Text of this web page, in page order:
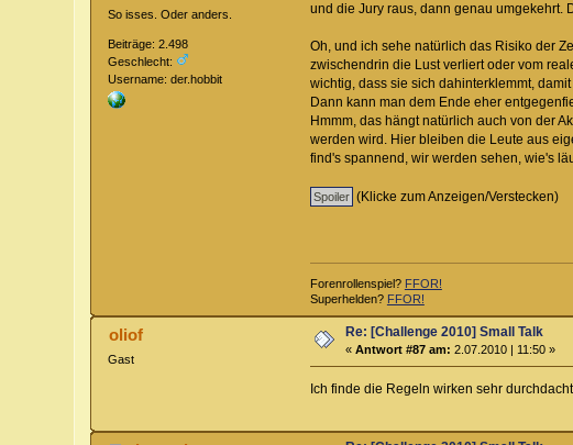
So isses. Oder anders.
Beiträge: 2.498
Geschlecht:
Username: der.hobbit
und die Jury raus, dann genau umgekehrt.
Oh, und ich sehe natürlich das Risiko der
zwischendrin die Lust verliert oder vom
wichtig, dass sie sich dahinterklemmt,
Dann kann man dem Ende eher
Hmmm, das hängt natürlich auch von der
werden wird. Hier bleiben die Leute aus
find's spannend, wir werden sehen, wie's
(Klicke zum Anzeigen/Verstecken)
Forenrollenspiel? FFOR!
Superhelden? FFOR!
oliof
Gast
Re: [Challenge 2010] Small Talk
«Antwort #87 am: 2.07.2010 | 11:50 »
Ich finde die Regeln wirken sehr